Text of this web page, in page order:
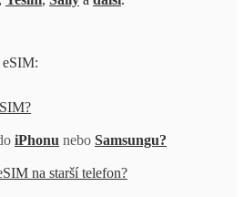
eSIM:
iPhonu nebo Samsungu?
na starší telefon?